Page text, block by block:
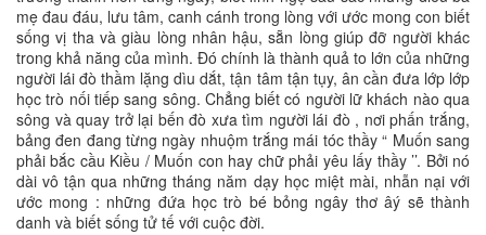
mẹ đau đáu, lưu tâm, canh cánh trong lòng với ước mong con biết
sống vị tha và giàu lòng nhân hậu, sẵn lòng giúp đỡ người khác
trong khả năng của mình. Đó chính là thành quả to lớn của những
người lái đò thầm lặng dìu dắt, tận tâm tận tụy, ân cần đưa lớp lớp
học trò nối tiếp sang sông. Chẳng biết có người lữ khách nào qua
sông và quay trở lại bến đò xưa tìm người lái đò , nơi phấn trắng,
bảng đen đang từng ngày nhuộm trắng mái tóc thầy “ Muốn sang
phải bắc cầu Kiều / Muốn con hay chữ phải yêu lấy thầy ’’. Bởi nó
dài vô tận qua những tháng năm dạy học miệt mài, nhẫn nại với
ước mong : những đứa học trò bé bỏng ngây thơ âý sẽ thành
danh và biết sống tử tế với cuộc đời.